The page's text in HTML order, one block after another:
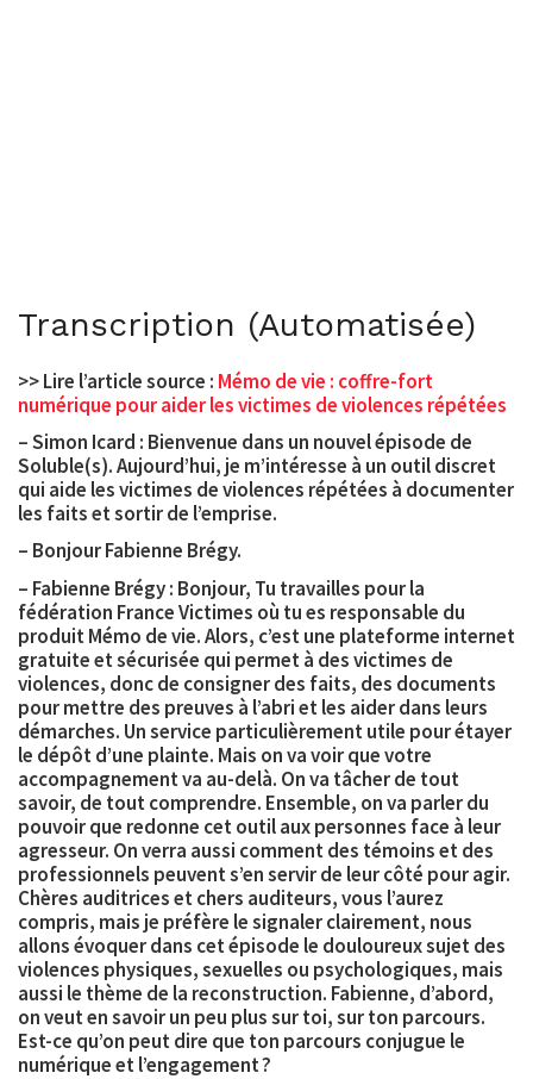
Transcription (Automatisée)
>> Lire l’article source : Mémo de vie : coffre-fort
numérique pour aider les victimes de violences répétées
–Simon Icard : Bienvenue dans un nouvel épisode de
Soluble(s). Aujourd’hui, je m’intéresse à un outil discret
qui aide les victimes de violences répétées à documenter
les faits et sortir de l’emprise.
– Bonjour Fabienne Brégy.
– Fabienne Brégy: Bonjour, Tu travailles pour la
fédération France Victimes où tu es responsable du
produit Mémo de vie. Alors, c’est une plateforme internet
gratuite et sécurisée qui permet à des victimes de
violences, donc de consigner des faits, des documents
pour mettre des preuves à l’abri et les aider dans leurs
démarches. Un service particulièrement utile pour étayer
le dépôt d’une plainte. Mais on va voir que votre
accompagnement va au-delà. On va tâcher de tout
savoir, de tout comprendre. Ensemble, on va parler du
pouvoir que redonne cet outil aux personnes face à leur
agresseur. On verra aussi comment des témoins et des
professionnels peuvent s’en servir de leur côté pour agir.
Chères auditrices et chers auditeurs, vous l’aurez
compris, mais je préfère le signaler clairement, nous
allons évoquer dans cet épisode le douloureux sujet des
violences physiques, sexuelles ou psychologiques, mais
aussi le thème de la reconstruction. Fabienne, d’abord,
on veut en savoir un peu plus sur toi, sur ton parcours.
Est-ce qu’on peut dire que ton parcours conjugue le
numérique et l’engagement ?